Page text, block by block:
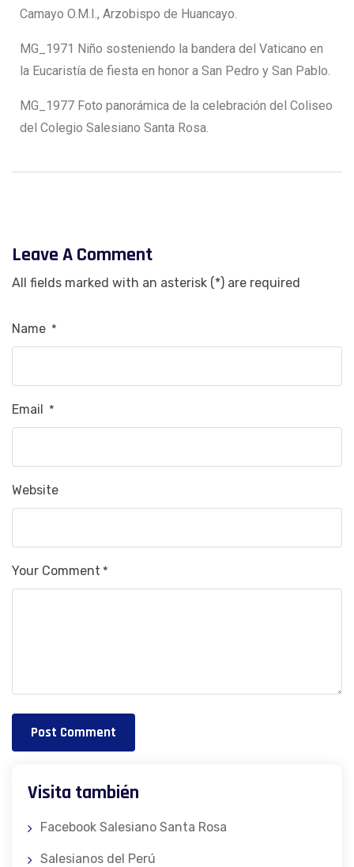
Camayo O.M.I., Arzobispo de Huancayo.
MG_1971 Niño sosteniendo la bandera del Vaticano en
la Eucaristía de fiesta en honor a San Pedro y San Pablo.
MG_1977 Foto panorámica de la celebración del Coliseo
del Colegio Salesiano Santa Rosa.
Leave A Comment
All fields marked with an asterisk (*) are required
Name *
Email *
Website
Your Comment *
Post Comment
Visita también
Facebook Salesiano Santa Rosa
Salesianos del Perú